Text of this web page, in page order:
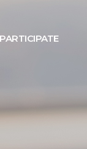
PARTICIPATE